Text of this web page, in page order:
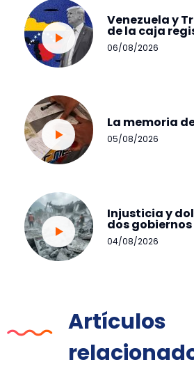
Venezuela y
de la caja
06/08/2026
La memoria
05/08/2026
Injusticia y
dos
04/08/2026
Artículos